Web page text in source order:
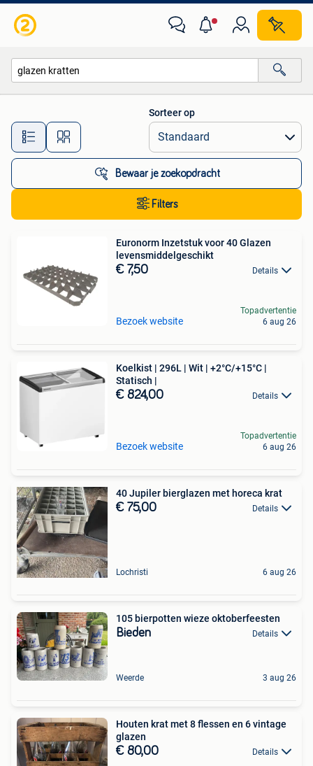
Alle afstanden…
Sorteer op
Bewaar je zoekopdracht
Filters
Euronorm Inzetstuk voor 40 Glazen
levensmiddelgeschikt
€ 7,50 Details
Bezoek website
Topadvertentie
6 aug 26
Koelkist | 296L | Wit | +2°C/+15°C |
Statisch |
€ 824,00 Details
Bezoek website
Topadvertentie
6 aug 26
40 Jupiler bierglazen met horeca krat
€ 75,00 Details
Lochristi 6 aug 26
105 bierpotten wieze oktoberfeesten
Bieden Details
Weerde 3 aug 26
Houten krat met 8 flessen en 6 vintage
glazen
€ 80,00 Details